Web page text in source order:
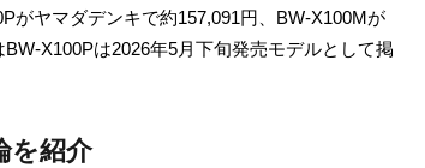
がヤマダデンキで約157,091円、BW-X100Mが
X100Pは2026年5月下旬発売モデルとして掲
を紹介